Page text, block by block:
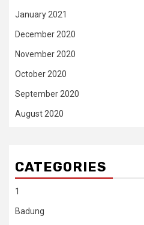
January 2021
December 2020
November 2020
October 2020
September 2020
August 2020
CATEGORIES
1
Badung